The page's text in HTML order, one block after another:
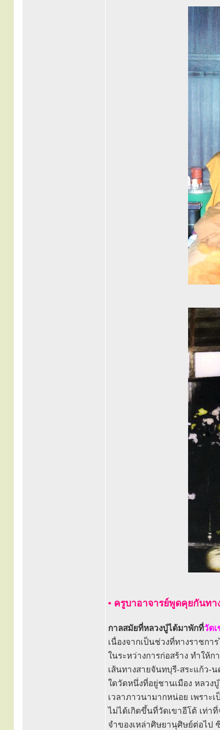
• ครูบาอาจารย์พูดคุยกันทา
กาลสมัยที่หลวงปู่ได้มาพักที่วัด
เนื่องจากเป็นช่วงที่ทางราชก
ในระหว่างการก่อสร้าง ทำให้ก
เส้นทางสายจันทบุรี-สระแก้ว-
ใดวัดหนึ่งที่อยู่ชานเมือง หลวง
เวลาภาวนามากหน่อย เพราะ
ไม่ได้เกิดขึ้นที่วัดเขาอีโต้ เท่า
จำของเหล่าศิษยานุศิษย์ต่อไป